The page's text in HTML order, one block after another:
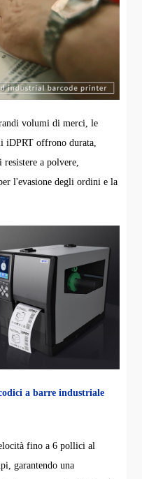
volumi di merci, le
iDPRT offrono durata,
resistere a polvere,
l'evasione degli ordini e la
a barre industriale
fino a 6 pollici al
garantendo una